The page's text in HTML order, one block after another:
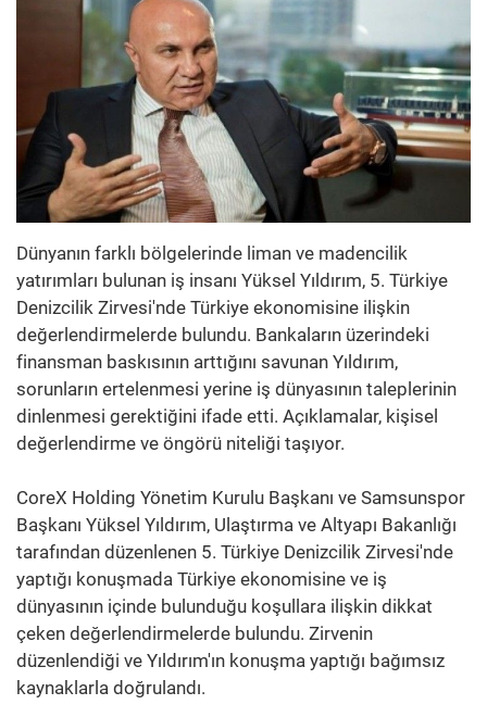
Dünyanın farklı bölgelerinde liman ve madencilik
yatırımları bulunan iş insanı Yüksel Yıldırım, 5. Türkiye
Denizcilik Zirvesi'nde Türkiye ekonomisine ilişkin
değerlendirmelerde bulundu. Bankaların üzerindeki
finansman baskısının arttığını savunan Yıldırım,
sorunların ertelenmesi yerine iş dünyasının taleplerinin
dinlenmesi gerektiğini ifade etti. Açıklamalar, kişisel
değerlendirme ve öngörü niteliği taşıyor.
CoreX Holding Yönetim Kurulu Başkanı ve Samsunspor
Başkanı Yüksel Yıldırım, Ulaştırma ve Altyapı Bakanlığı
tarafından düzenlenen 5. Türkiye Denizcilik Zirvesi'nde
yaptığı konuşmada Türkiye ekonomisine ve iş
dünyasının içinde bulunduğu koşullara ilişkin dikkat
çeken değerlendirmelerde bulundu. Zirvenin
düzenlendiği ve Yıldırım'ın konuşma yaptığı bağımsız
kaynaklarla doğrulandı.